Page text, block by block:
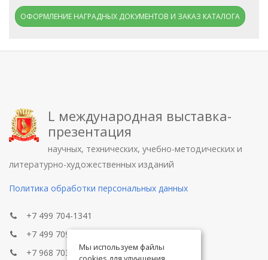
ОФОРМЛЕНИЕ НАГРАДНЫХ ДОКУМЕНТОВ И ЗАКАЗ КАТАЛОГА
L международная выставка-
презентация
научных, технических, учебно-методических и
литературно-художественных изданий
Политика обработки персональных данных
+7 499 704-1341
+7 499 709-8104
+7 968 703-8433Мы используем файлы